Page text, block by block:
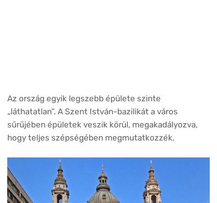
Az ország egyik legszebb épülete szinte
„láthatatlan”. A Szent István-bazilikát a város
sűrűjében épületek veszik körül, megakadályozva,
hogy teljes szépségében megmutatkozzék.